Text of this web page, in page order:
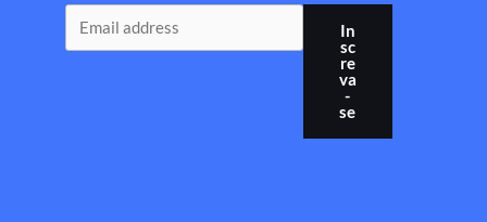
In
sc
re
va
-
se